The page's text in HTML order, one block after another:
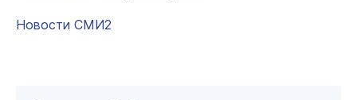
Новости СМИ2